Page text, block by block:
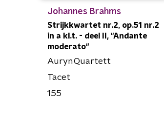
Johannes Brahms
Strijkkwartet nr.2, op.51 nr.2
in a kl.t. - deel II, "Andante
moderato"
Auryn Quartett
Tacet
155